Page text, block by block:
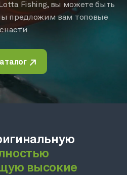
Fishing, вы можете быть
предложим вам топовые
снасти
высокие